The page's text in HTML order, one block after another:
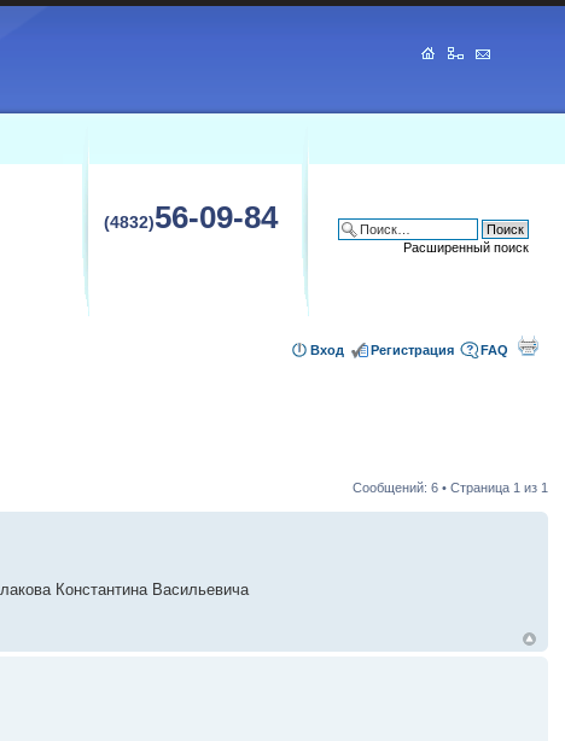
(4832)56-09-84
Расширенный поиск
FAQ
Регистрация
Вход
Сообщений: 6 • Страница 1 из 1
Константина Васильевича